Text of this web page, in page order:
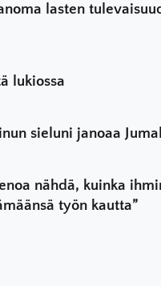
lasten
lukiossa
sieluni janoaa
nähdä, kuinka
työn kautta”